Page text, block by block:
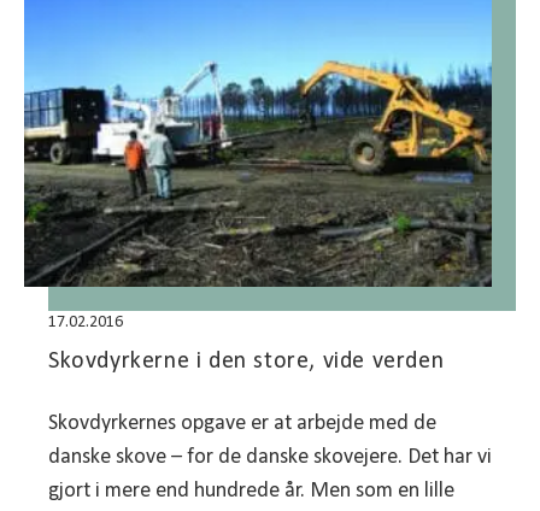
17.02.2016
Skovdyrkerne i den store, vide verden
Skovdyrkernes opgave er at arbejde med de
danske skove – for de danske skovejere. Det har vi
gjort i mere end hundrede år. Men som en lille